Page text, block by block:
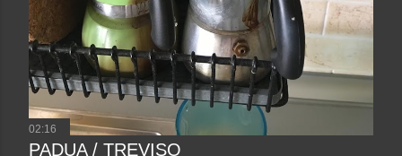
02:16
PADUA / TREVISO